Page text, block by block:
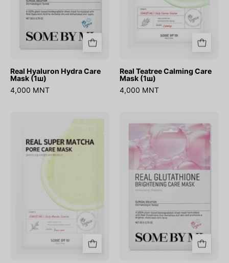
Real Hyaluron Hydra Care
Mask (1ш)
4,000 MNT
Real Teatree Calming Care
Mask (1ш)
4,000 MNT
Real
Super
Match
Pore
Glutathione
Brightening
Care
Mask
(1ш)